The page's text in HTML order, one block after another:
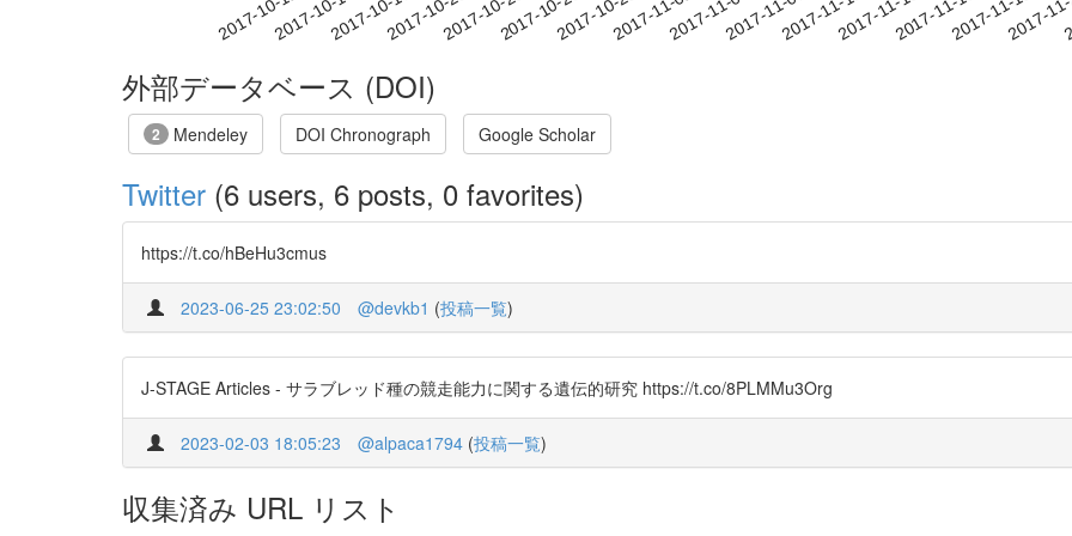
2017-10-112017-10-142017-10-172017-10-202017-10-232017-10-262017-10-292017-11-012017-11-042017-11-072017-11-102017-11-132017-11-162017-11-19
2017-
外部データベース (DOI)
2 Mendeley DOI Chronograph Google Scholar
Twitter (6 users, 6 posts, 0 favorites)
https://t.co/hBeHu3cmus
2023-06-25 23:02:50 @devkb1 (投稿一覧)
J-STAGE Articles - サラブレッド種の競走能力に関する遺伝的研究 https://t.co/8PLMMu3Org
2023-02-03 18:05:23 @alpaca1794 (投稿一覧)
収集済み URL リスト